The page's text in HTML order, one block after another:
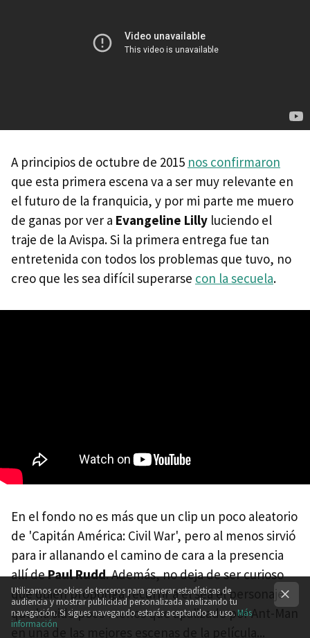
A principios de octubre de 2015 nos confirmaron
que esta primera escena va a ser muy relevante en
el futuro de la franquicia, y por mi parte me muero
de ganas por ver a Evangeline Lilly luciendo el
traje de la Avispa. Si la primera entrega fue tan
entretenida con todos los problemas que tuvo, no
creo que les sea difícil superarse con la secuela.
En el fondo no es más que un clip un poco aleatorio
de 'Capitán América: Civil War', pero al menos sirvió
para ir allanando el camino de cara a la presencia
allí dePaul Rudd. Además, no deja de ser curioso
que quien proponga recurrir a él sea el personaje
que ha sido poco menos que apalizado por Ant-Man
en una de las mejores escenas de la película...
Utilizamos cookies de terceros para generar estadísticas de
audiencia y mostrar publicidad personalizada analizando tu
navegación. Si sigues navegando estarás aceptando su uso. Más
información